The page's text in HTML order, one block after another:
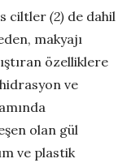
ciltler (2) de dahil
makyajı
özelliklere
ve
olan gül
ve plastik